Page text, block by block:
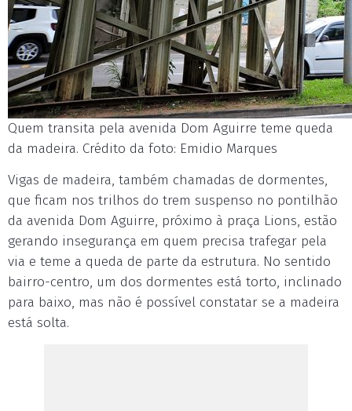
Quem transita pela avenida Dom Aguirre teme queda
da madeira. Crédito da foto: Emidio Marques
Vigas de madeira, também chamadas de dormentes,
que ficam nos trilhos do trem suspenso no pontilhão
da avenida Dom Aguirre, próximo à praça Lions, estão
gerando insegurança em quem precisa trafegar pela
via e teme a queda de parte da estrutura. No sentido
bairro-centro, um dos dormentes está torto, inclinado
para baixo, mas não é possível constatar se a madeira
está solta.